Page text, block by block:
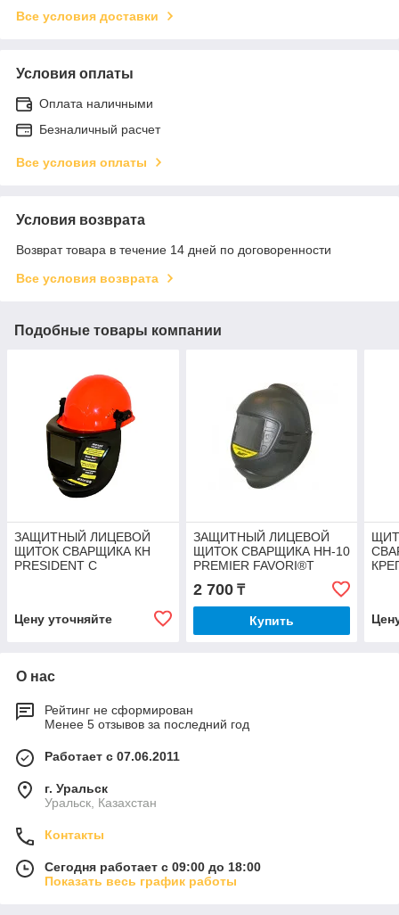
Все условия доставки
Условия оплаты
Оплата наличными
Безналичный расчет
Все условия оплаты
Условия возврата
Возврат товара в течение 14 дней по договоренности
Все условия возврата
Подобные товары компании
ЗАЩИТНЫЙ ЛИЦЕВОЙ
ЩИТОК СВАРЩИКА КН
PRESIDENT С
Цену уточняйте
ЗАЩИТНЫЙ ЛИЦЕВОЙ
ЩИТОК СВАРЩИКА НН-10
PREMIER FAVORI®T
2 700₸
Купить
О нас
Рейтинг не сформирован
Менее 5 отзывов за последний год
Работает с 07.06.2011
г. Уральск
Уральск, Казахстан
Контакты
Сегодня работает с 09:00 до 18:00
Показать весь график работы